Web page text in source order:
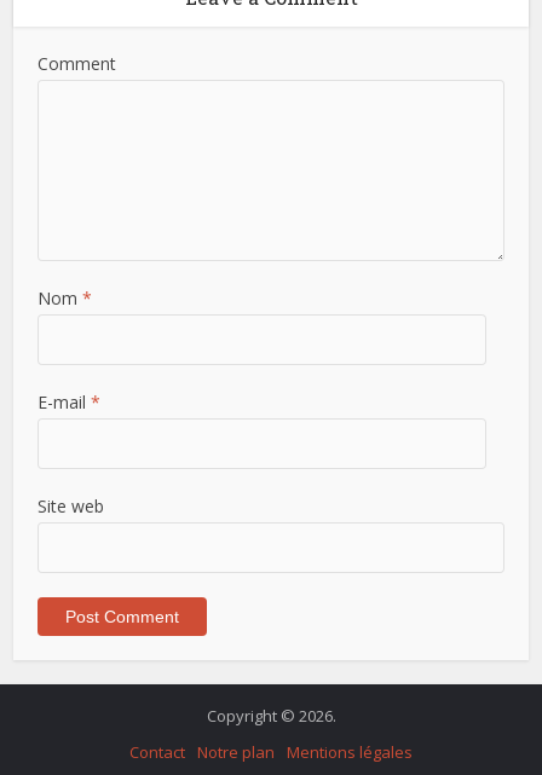
Comment
Nom*
E-mail*
Site web
Copyright © 2026.
Contact
Notre plan Mentions légales